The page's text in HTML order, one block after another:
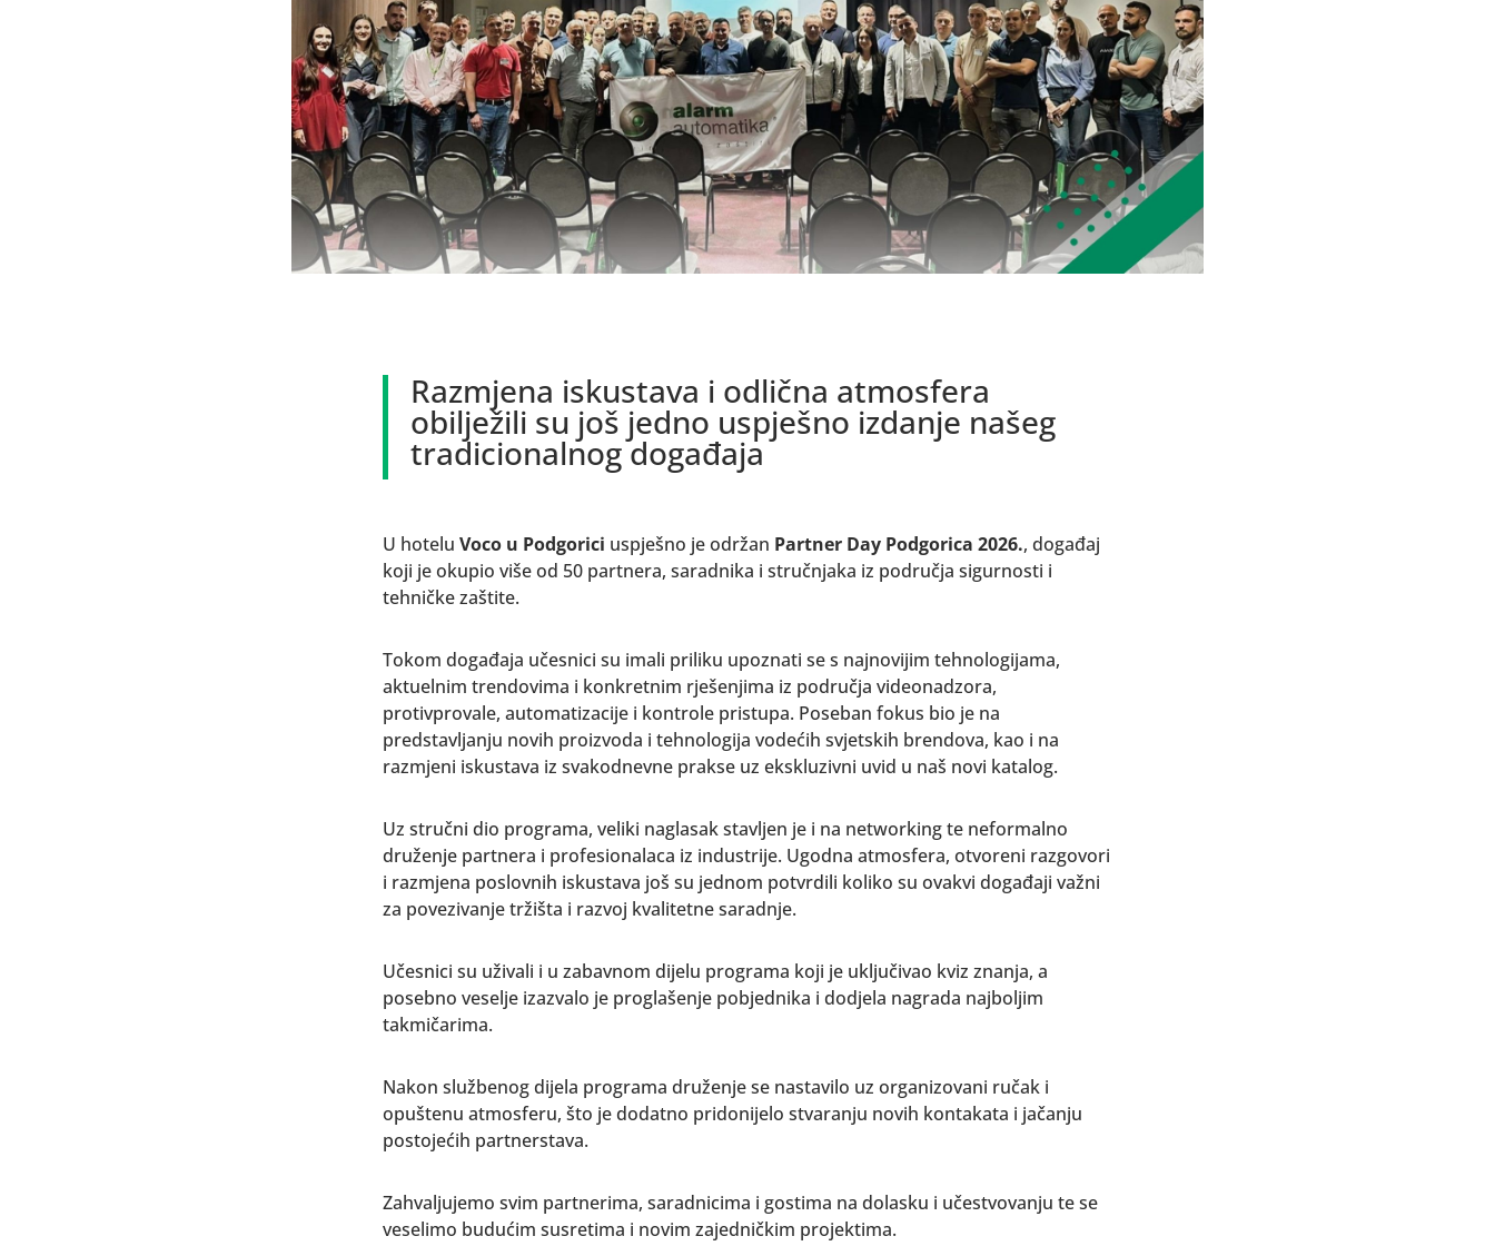
Razmjena iskustava i odlična atmosfera
obilježili su još jedno uspješno izdanje našeg
tradicionalnog događaja
U hotelu Voco u Podgorici uspješno je održan Partner Day Podgorica 2026., događaj
koji je okupio više od 50 partnera, saradnika i stručnjaka iz područja sigurnosti i
tehničke zaštite.
Tokom događaja učesnici su imali priliku upoznati se s najnovijim tehnologijama,
aktuelnim trendovima i konkretnim rješenjima iz područja videonadzora,
protivprovale, automatizacije i kontrole pristupa. Poseban fokus bio je na
predstavljanju novih proizvoda i tehnologija vodećih svjetskih brendova, kao i na
razmjeni iskustava iz svakodnevne prakse uz ekskluzivni uvid u naš novi katalog.
Uz stručni dio programa, veliki naglasak stavljen je i na networking te neformalno
druženje partnera i profesionalaca iz industrije. Ugodna atmosfera, otvoreni razgovori
i razmjena poslovnih iskustava još su jednom potvrdili koliko su ovakvi događaji važni
za povezivanje tržišta i razvoj kvalitetne saradnje.
Učesnici su uživali i u zabavnom dijelu programa koji je uključivao kviz znanja, a
posebno veselje izazvalo je proglašenje pobjednika i dodjela nagrada najboljim
takmičarima.
Nakon službenog dijela programa druženje se nastavilo uz organizovani ručak i
opuštenu atmosferu, što je dodatno pridonijelo stvaranju novih kontakata i jačanju
postojećih partnerstava.
Zahvaljujemo svim partnerima, saradnicima i gostima na dolasku i učestvovanju te se
veselimo budućim susretima i novim zajedničkim projektima.